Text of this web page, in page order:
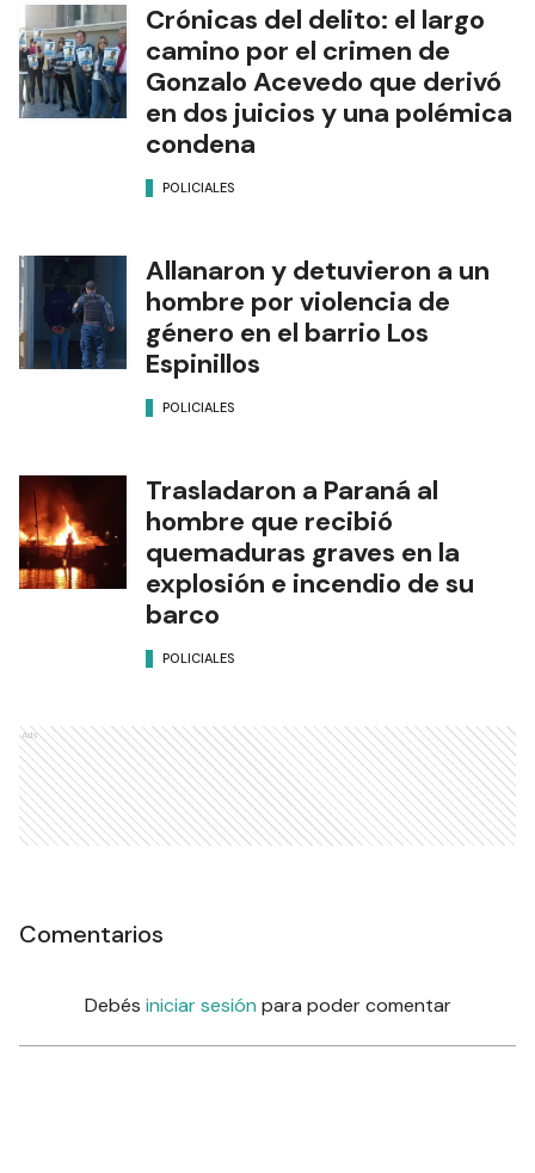
Crónicas del delito: el largo
camino por el crimen de
Gonzalo Acevedo que derivó
en dos juicios y una polémica
condena
POLICIALES
Allanaron y detuvieron a un
hombre por violencia de
género en el barrio Los
Espinillos
POLICIALES
Trasladaron a Paraná al
hombre que recibió
quemaduras graves en la
explosión e incendio de su
barco
POLICIALES
Ads
Comentarios
Debés iniciar sesión para poder comentar